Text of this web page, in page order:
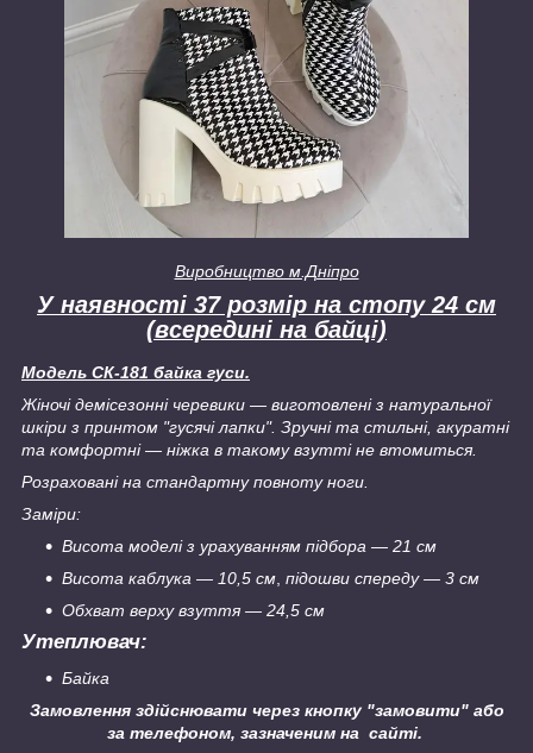
Виробництво м.Дніпро
У наявності 37 розмір на стопу 24 см
(всередині на байці)
Модель СК-181 байка гуси.
Жіночі демісезонні черевики — виготовлені з натуральної
шкіри з принтом "гусячі лапки". Зручні та стильні, акуратні
та комфортні — ніжка в такому взутті не втомиться.
Розраховані на стандартну повноту ноги.
Заміри:
Висота моделі з урахуванням підбора — 21 см
Висота каблука ― 10,5 см підошви спереду — 3 см
Обхват верху взуття — 24,5 см
Утеплювач:
Байка
Замовлення здійснювати через кнопку "замовити" або
за телефоном, зазначеним на сайті.